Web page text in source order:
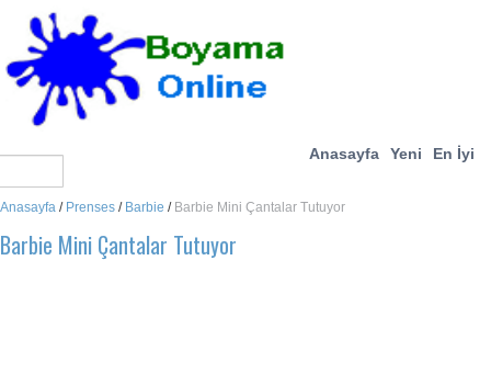
Anasayfa Yeni En İyi
Anasayfa / Prenses / Barbie / Barbie Mini Çantalar Tutuyor
Barbie Mini Çantalar Tutuyor